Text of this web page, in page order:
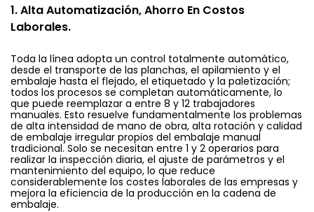
1. Alta Automatización, Ahorro En Costos
Laborales.
Toda la línea adopta un control totalmente automático,
desde el transporte de las planchas, el apilamiento y el
embalaje hasta el flejado, el etiquetado y la paletización;
todos los procesos se completan automáticamente, lo
que puede reemplazar a entre 8 y 12 trabajadores
manuales. Esto resuelve fundamentalmente los problemas
de alta intensidad de mano de obra, alta rotación y calidad
de embalaje irregular propios del embalaje manual
tradicional. Solo se necesitan entre 1 y 2 operarios para
realizar la inspección diaria, el ajuste de parámetros y el
mantenimiento del equipo, lo que reduce
considerablemente los costes laborales de las empresas y
mejora la eficiencia de la producción en la cadena de
embalaje.